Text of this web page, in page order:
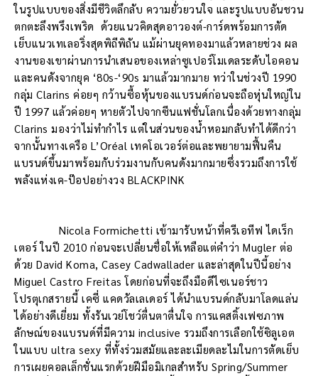
ในรูปแบบของสิ่งมีชีวิตลึกลับ ความยั่วยวนใจ และรูปแบบอันชวน
ตกตะลึงพรึงเพริด ด้วยแนวคิดสุดอาวองต์-การ์ดพร้อมการตัด
เย็บแนวเทเลอริ่งสุดพิถีพิถัน แม้ผ่านยุคทองมาแล้วหลายช่วง ผล
งานของเขาผ่านการนำเสนอของเหล่าซูเปอร์โมเดลระดับไอคอน
และคนดังจากยุค ‘80s-‘90s มาแล้วมากมาย ทว่าในช่วงปี 1990
กลุ่ม Clarins ค่อยๆ กว้านซื้อหุ้นของแบรนด์ก่อนจะถือหุ่นใหญ่ใน
ปี 1997 แล้วค่อยๆ หายตัวไปจากซีนแฟชั่นโลกเนื่องด้วยทางกลุ่ม
Clarins มองว่าไม่ทำกำไร แต่ในส่วนของน้ำหอมกลับทำได้ดีกว่า
จากนั้นทางเครือ L’Oréal เทคโอเวอร์ต่อและพยายามฟื้นคืน
แบรนด์ขึ้นมาพร้อมกับร่วมงานกับคนดังมากมายซึ่งรวมถึงการใช้
พลังแห่งเค-ป๊อปอย่างวง BLACKPINK
Nicola Formichetti เข้ามารับหน้าที่ครีเอทีฟ ไดเร็ก
เตอร์ ในปี 2010 ก่อนจะเปลี่ยนชื่อให้เหลือแต่คำว่า Mugler ต่อ
ด้วย David Koma, Casey Cadwallader และล่าสุดในปีนี้อย่าง
Miguel Castro Freitas โดยก่อนที่จะถึงมือดีไซเนอร์ชาว
โปรตุเกสรายนี้ เคซี่ แคดวัลเลเดอร์ ได้นำแบรนด์กลับมาโลดแล่น
ได้อย่างดีเยี่ยม ทั้งรันเวย์โชว์ตื่นตาตื่นใจ การแคสติ้งเฟซภาพ
ลักษณ์ของแบรนด์ที่มีความ inclusive รวมถึงการเลือกใช้ซิลูเอต
ในแบบ ultra sexy ที่ทั้งร่วมสมัยและละเมียดละไมในการตัดเย็บ
การเผยคอลเล็กชั่นแรกด้วยฝีมือมิเกลสำหรับ Spring/Summer